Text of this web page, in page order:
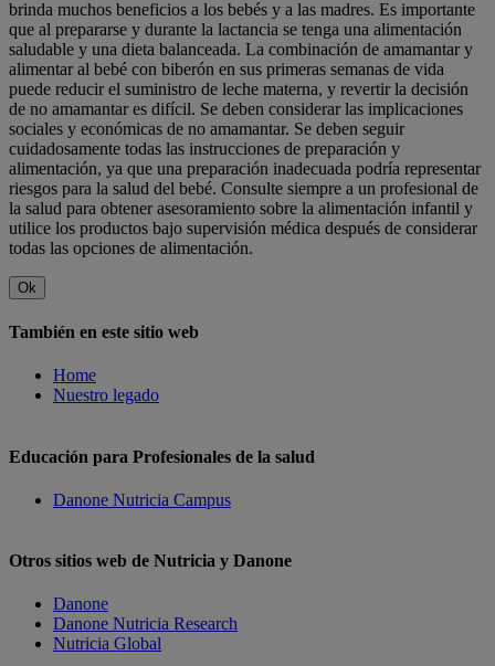
brinda muchos beneficios a los bebés y a las madres. Es importante
que al prepararse y durante la lactancia se tenga una alimentación
saludable y una dieta balanceada. La combinación de amamantar y
alimentar al bebé con biberón en sus primeras semanas de vida
puede reducir el suministro de leche materna, y revertir la decisión
de no amamantar es difícil. Se deben considerar las implicaciones
sociales y económicas de no amamantar. Se deben seguir
cuidadosamente todas las instrucciones de preparación y
alimentación, ya que una preparación inadecuada podría representar
riesgos para la salud del bebé. Consulte siempre a un profesional de
la salud para obtener asesoramiento sobre la alimentación infantil y
utilice los productos bajo supervisión médica después de considerar
todas las opciones de alimentación.
Ok
También en este sitio web
Home
Nuestro legado
Educación para Profesionales de la salud
Danone Nutricia Campus
Otros sitios web de Nutricia y Danone
Danone
Danone Nutricia Research
Nutricia Global